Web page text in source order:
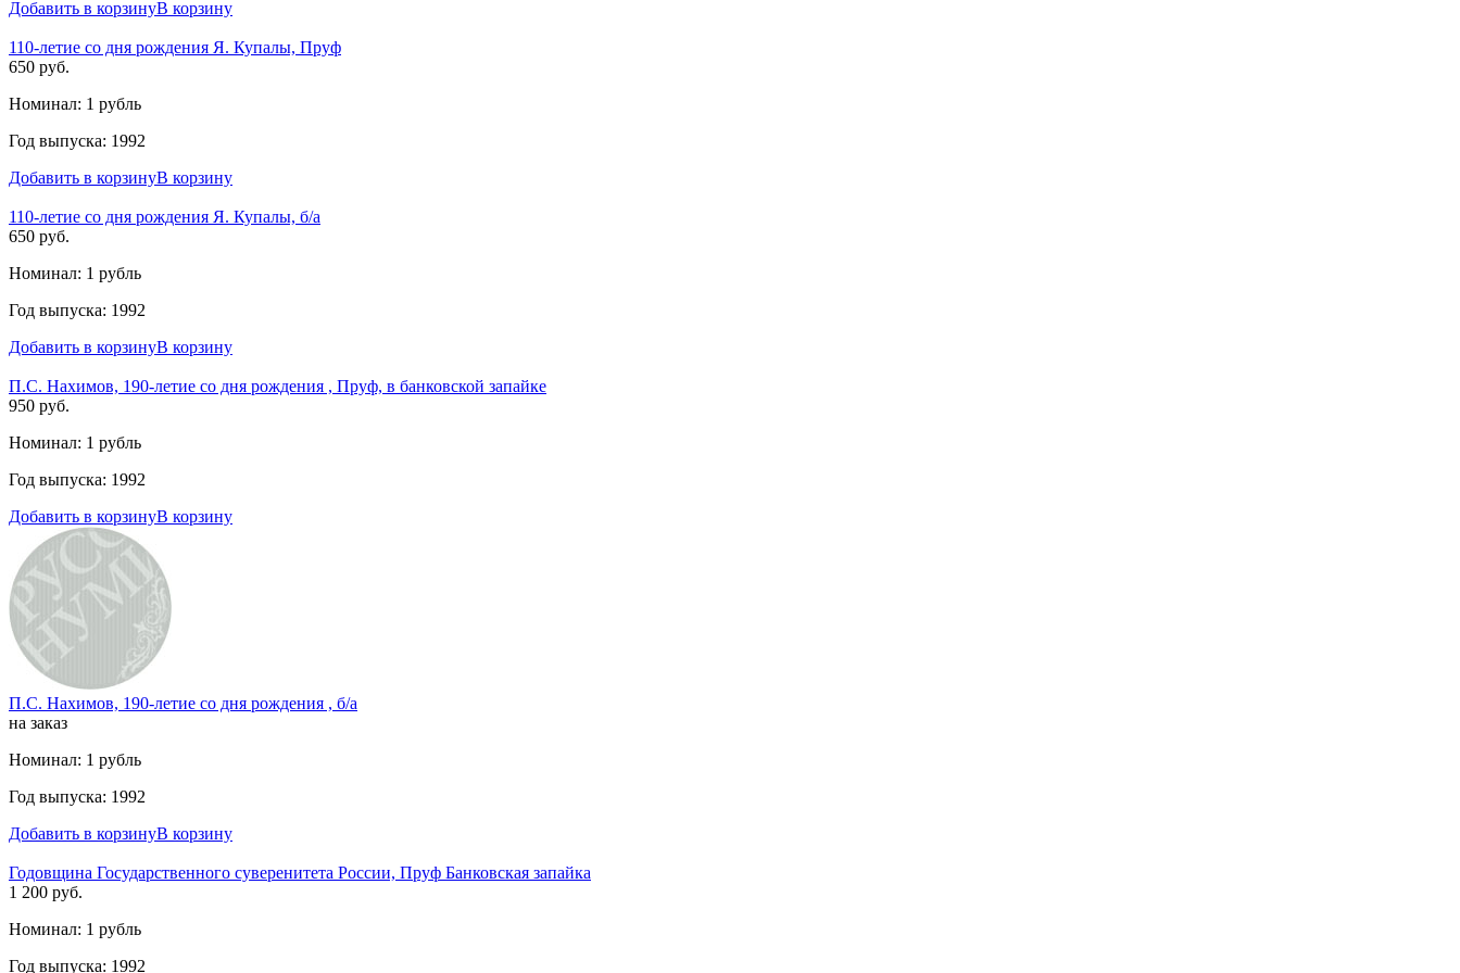
Добавить в корзинуВ корзину
110-летие со дня рождения Я. Купалы, Пруф
650 руб.
Номинал: 1 рубль
Год выпуска: 1992
Добавить в корзинуВ корзину
110-летие со дня рождения Я. Купалы, б/а
650 руб.
Номинал: 1 рубль
Год выпуска: 1992
Добавить в корзинуВ корзину
П.С. Нахимов, 190-летие со дня рождения , Пруф, в банковской запайке
950 руб.
Номинал: 1 рубль
Год выпуска: 1992
Добавить в корзинуВ корзину
П.С. Нахимов, 190-летие со дня рождения , б/а
на заказ
Номинал: 1 рубль
Год выпуска: 1992
Добавить в корзинуВ корзину
Годовщина Государственного суверенитета России, Пруф Банковская запайка
1 200 руб.
Номинал: 1 рубль
Год выпуска: 1992